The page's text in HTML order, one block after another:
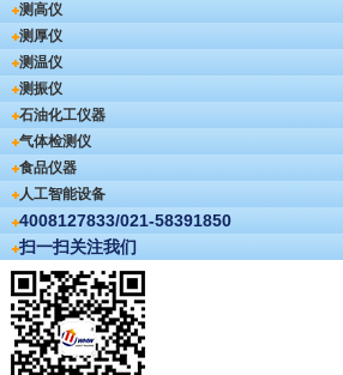
测高仪
测厚仪
测温仪
测振仪
石油化工仪器
气体检测仪
食品仪器
人工智能设备
4008127833/021-58391850
扫一扫关注我们